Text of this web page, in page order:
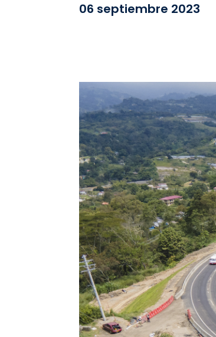
06 septiembre 2023